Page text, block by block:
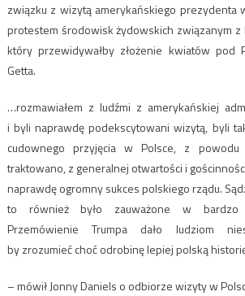
związku z wizytą amerykańskiego prezydenta
protestem środowisk żydowskich związanym z
który przewidywałby złożenie kwiatów pod
Getta.
…rozmawiałem z ludźmi z amerykańskiej
i byli naprawdę podekscytowani wizytą, byli
cudownego przyjęcia w Polsce, z
traktowano, z generalnej otwartości i
naprawdę ogromny sukces polskiego rządu.
to również było zauważone w bardzo
Przemówienie Trumpa dało ludziom
by zrozumieć choć odrobinę lepiej polską
– mówił Jonny Daniels o odbiorze wizyty w